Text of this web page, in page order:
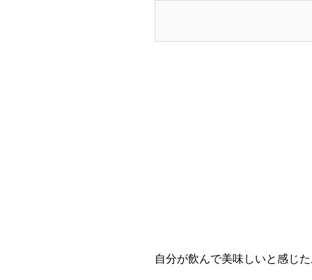
自分が飲んで美味しいと感じ